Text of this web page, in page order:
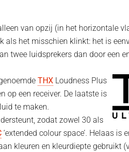
van opzij (in het horizontale
als het misschien klinkt: het is
twee luidsprekers dan door een
THX Loudness Plus
op een receiver. De laatste is
te maken.
zodat zowel 30 als
‘extended colour space’. Helaas is
kleuren en kleurdiepte gebruikt